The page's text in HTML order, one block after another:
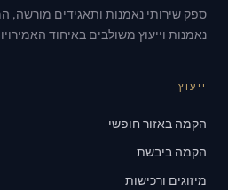
ספק שירותי נאמנות ותאגידים מורשה,
נאמנות וייעוץ משולבים באיחוד
ייעוץ
הקמה באזור חופשי
הקמה ביבשת
מיזוגים ורכישות